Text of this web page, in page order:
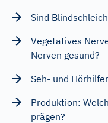
Sind
Vegetatives
Nerven gesund?
Seh- und
Produktion:
prägen?